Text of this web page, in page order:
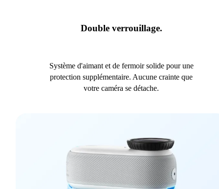
Double verrouillage.
Système d'aimant et de fermoir solide pour une
protection supplémentaire. Aucune crainte que
votre caméra se détache.